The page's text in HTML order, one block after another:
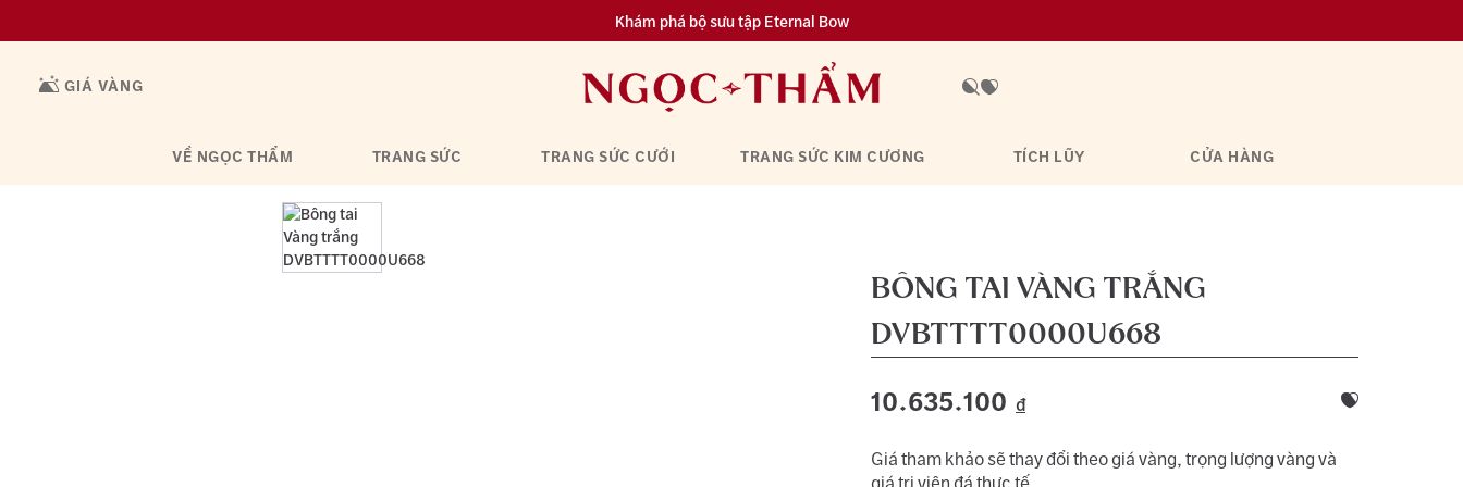
Khám phá bộ sưu tập Eternal Bow
Đa dạng lựa chọn tích luỹ từ 0.1 chỉ vàng 999.9
GIÁ VÀNG
VỀ NGỌC THẨM TRANG SỨC TRANG SỨC CƯỚI TRANG SỨC KIM CƯƠNG TÍCH LŨY CỬA HÀNG
BÔNG TAI VÀNG TRẮNG
DVBTTTT0000U668
10.635.100 đ
Giá tham khảo sẽ thay đổi theo giá vàng, trọng lượng vàng và